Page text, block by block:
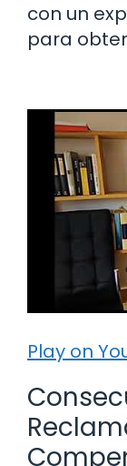
con un
para
Play on